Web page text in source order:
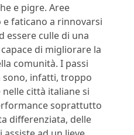
e pigre. Aree
faticano a rinnovarsi
essere culle di una
di migliorare la
comunità. I passi
infatti, troppo
città italiane si
soprattutto
differenziata, delle